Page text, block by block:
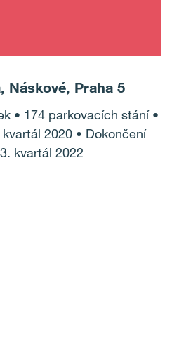
Náskové, Praha 5
• 174 parkovacích stání •
2020 • Dokončení
kvartál 2022